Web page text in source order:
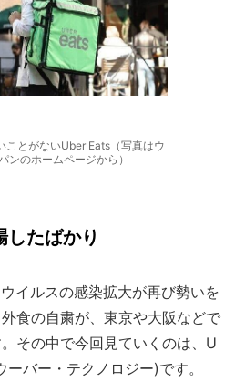
ことがないUber Eats（写真はウ
ンのホームページから）
たばかり
イルスの感染拡大が再び勢いを
食の自粛が、東京や大阪などで
その中で今回見ていくのは、U
バー・テクノロジー)です。